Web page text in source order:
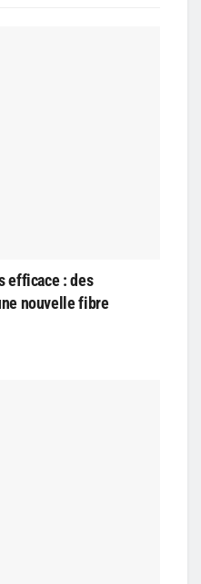
efficace : des
nouvelle fibre